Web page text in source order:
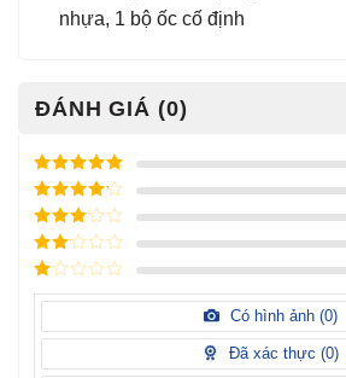
nhựa, 1 bộ ốc cố định
ĐÁNH GIÁ (0)
Được xếp
hạng
5
5
sao
Được xếp
hạng
4
5
sao
Được
xếp
hạng3
5 sao
Được
hạng
sao
Được
hạng
Có hình ảnh (0)
Đã xác thực (0)